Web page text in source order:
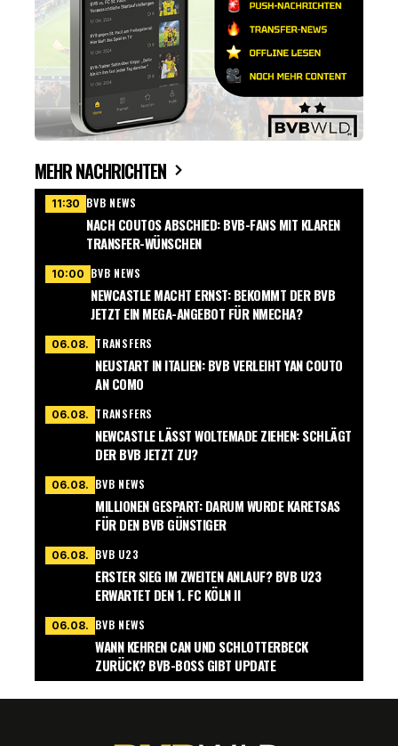
MEHR NACHRICHTEN
11:30 BVB NEWS
NACH COUTOS ABSCHIED: BVB-FANS MIT KLAREN
TRANSFER-WÜNSCHEN
10:00 BVB NEWS
NEWCASTLE MACHT ERNST: BEKOMMT DER BVB
JETZT EIN MEGA-ANGEBOT FÜR NMECHA?
06.08. TRANSFERS
NEUSTART IN ITALIEN: BVB VERLEIHT YAN COUTO
AN COMO
06.08. TRANSFERS
NEWCASTLE LÄSST WOLTEMADE ZIEHEN: SCHLÄGT
DER BVB JETZT ZU?
06.08. BVB NEWS
MILLIONEN GESPART: DARUM WURDE KARETSAS
FÜR DEN BVB GÜNSTIGER
06.08. BVB U23
ERSTER SIEG IM ZWEITEN ANLAUF? BVB U23
ERWARTET DEN 1. FC KÖLN II
06.08. BVB NEWS
WANN KEHREN CAN UND SCHLOTTERBECK
ZURÜCK? BVB-BOSS GIBT UPDATE